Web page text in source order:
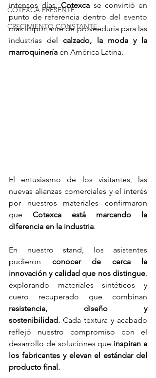
COTEXCA PRESENTE
CRECIMIENTO CONSTANTE
intensos días, Cotexca se convirtió en
punto de referencia dentro del evento
más importante de proveeduría para las
industrias del calzado, la moda y la
marroquinería en América Latina.
El entusiasmo de los visitantes, las
nuevas alianzas comerciales y el interés
por nuestros materiales confirmaron
que Cotexca está marcando la
diferencia en la industria.
En nuestro stand, los asistentes
pudieron conocer de cerca la
innovación y calidad que nos distingue,
explorando materiales sintéticos y
resistencia, diseño y
sostenibilidad. Cada textura y acabado
reflejó nuestro compromiso con el
desarrollo de soluciones que inspiran a
los fabricantes y elevan el estándar del
producto final.